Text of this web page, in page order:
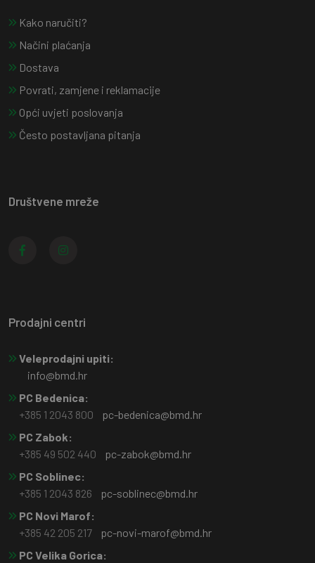
Kako naručiti?
Načini plaćanja
Dostava
Povrati, zamjene i reklamacije
Opći uvjeti poslovanja
Često postavljana pitanja
Društvene mreže
Prodajni centri
Veleprodajni upiti:
info@bmd.hr
PC Bedenica:
+385 1 2043 800
pc-bedenica@bmd.hr
PC Zabok:
+385 49 502 440
pc-zabok@bmd.hr
PC Soblinec:
+385 1 2043 826
pc-soblinec@bmd.hr
PC Novi Marof:
+385 42 205 217
pc-novi-marof@bmd.hr
PC Velika Gorica: